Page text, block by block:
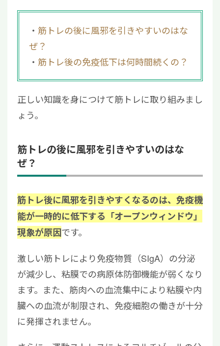
筋トレの後に風邪を引きやすいのはな
ぜ？
筋トレ後の免疫低下は何時間続くの？
正しい知識を身につけて筋トレに取り組みまし
ょう。
筋トレの後に風邪を引きやすいのはな
ぜ？
筋トレ後に風邪を引きやすくなるのは、免疫機
能が一時的に低下する「オープンウィンドウ」
現象が原因です。
激しい筋トレにより免疫物質（SIgA）の分泌
が減少し、粘膜での病原体防御機能が弱くなり
ます。また、筋肉への血流集中により粘膜や内
臓への血流が制限され、免疫細胞の働きが十分
に発揮されません。